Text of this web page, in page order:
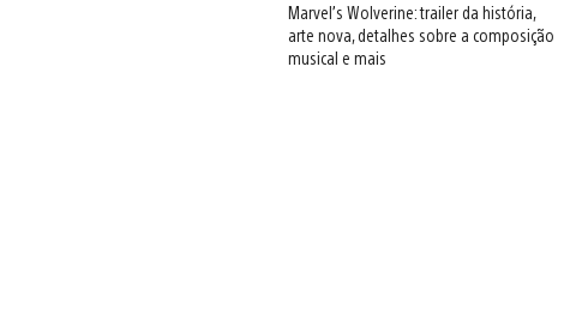
Marvel’s Wolverine: trailer da história,
arte nova, detalhes sobre a composição
musical e mais